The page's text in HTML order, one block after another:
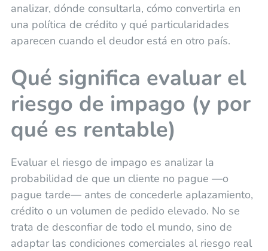
analizar, dónde consultarla, cómo convertirla en
una política de crédito y qué particularidades
aparecen cuando el deudor está en otro país.
Qué significa evaluar el
riesgo de impago (y por
qué es rentable)
Evaluar el riesgo de impago es analizar la
probabilidad de que un cliente no pague —o
pague tarde— antes de concederle aplazamiento,
crédito o un volumen de pedido elevado. No se
trata de desconfiar de todo el mundo, sino de
adaptar las condiciones comerciales al riesgo real